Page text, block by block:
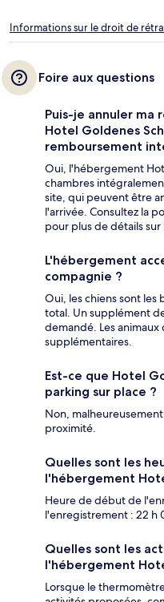
Informations sur le droit de
Foire aux questions
Puis-je annuler ma
Hotel Goldenes
remboursement
Oui, l'hébergement
chambres
site, qui peuvent être
l'arrivée. Consultez la
pour plus de détails
L'hébergement
compagnie ?
Oui, les chiens sont les
total. Un supplément
demandé. Les
supplémentaires.
Est-ce que Hotel
parking sur place ?
Non,
proximité.
Quelles sont les
l'hébergement
Heure de début de
l'enregistrement : 22 h
Quelles sont les
l'hébergement
Lorsque le